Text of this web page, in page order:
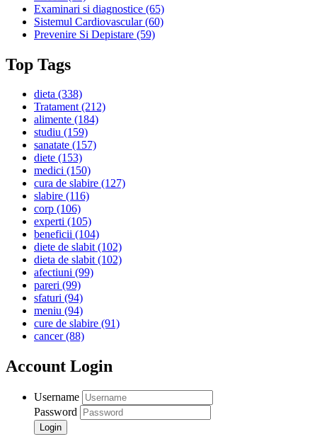
Examinari si diagnostice (65)
Sistemul Cardiovascular(60)
Prevenire Si Depistare (59)
Top Tags
dieta (338)
Tratament(212)
alimente (184)
studiu (159)
sanatate (157)
diete (153)
medici (150)
cura de slabire (127)
slabire (116)
corp (106)
experti (105)
beneficii (104)
diete de slabit(102)
dieta de slabit(102)
afectiuni (99)
pareri (99)
sfaturi (94)
meniu (94)
cure de slabire (91)
cancer(88)
Account Login
Username
Password